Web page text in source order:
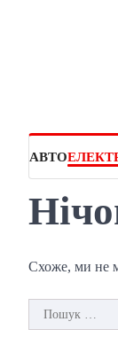
АВТО
Схоже, ми не
Пошук: